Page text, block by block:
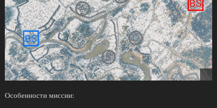
Особенности миссии: